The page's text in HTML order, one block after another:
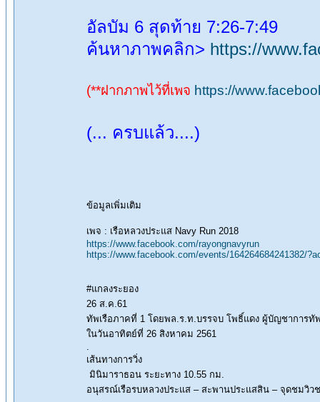
อัลบัม 6 สุดท้าย 7:26-7:49
ค้นหาภาพคลิก> https://
(**ฝากภาพไว้ที่เพจ https://
(... ครบแล้ว....)
ข้อมูลเพิ่มเติม
เพจ : เรือหลวงประแส Navy Run 2018
https://www.facebook.com/rayongnavyrun
https://www.facebook.com/events/164264684241382/
#แกลงระยอง
26 ส.ค.61
ทัพเรือภาคที่ 1 โดยพล.ร.ท.บรรจบ โพธิ์แดง ผู้บัญชาการทั
ในวันอาทิตย์ที่ 26 สิงหาคม 2561
.
เส้นทางการวิ่ง
มินิมาราธอน ระยะทาง 10.55 กม.
อนุสรณ์เรือรบหลวงประแส – สะพานประแสสิน – จุดชมวิ